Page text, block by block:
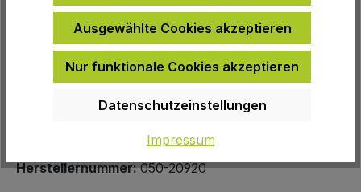
Zur Wunschliste hinzufügen
Produktnummer:4730
Herstellernummer:050-20920
Ausgewählte Cookies akzeptieren
Nur funktionale Cookies akzeptieren
Datenschutzeinstellungen
Impressum